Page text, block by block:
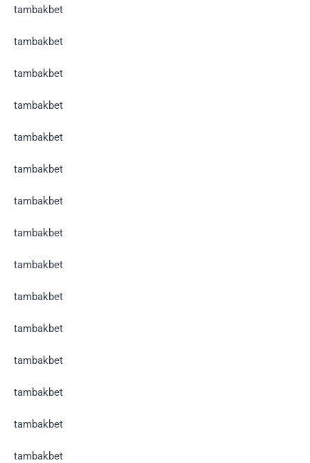
tambakbet
tambakbet
tambakbet
tambakbet
tambakbet
tambakbet
tambakbet
tambakbet
tambakbet
tambakbet
tambakbet
tambakbet
tambakbet
tambakbet
tambakbet